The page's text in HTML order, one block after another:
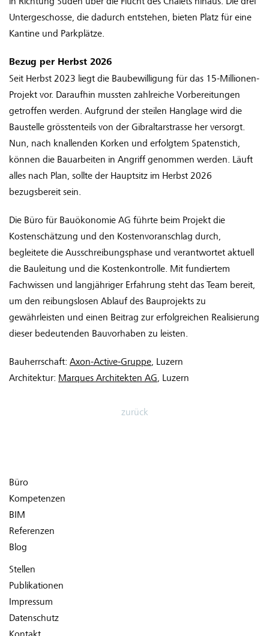
Untergeschosse, die dadurch entstehen, bieten Platz für eine
Kantine und Parkplätze.
Bezug per Herbst 2026
Seit Herbst 2023 liegt die Baubewilligung für das 15-Millionen-
Projekt vor. Daraufhin mussten zahlreiche Vorbereitungen
getroffen werden. Aufgrund der steilen Hanglage wird die
Baustelle grösstenteils von der Gibraltarstrasse her versorgt.
Nun, nach knallenden Korken und erfolgtem Spatenstich,
können die Bauarbeiten in Angriff genommen werden. Läuft
alles nach Plan, sollte der Hauptsitz im Herbst 2026
bezugsbereit sein.
Die Büro für Bauökonomie AG führte beim Projekt die
Kostenschätzung und den Kostenvoranschlag durch,
begleitete die Ausschreibungsphase und verantwortet aktuell
die Bauleitung und die Kostenkontrolle. Mit fundiertem
Fachwissen und langjähriger Erfahrung steht das Team bereit,
um den reibungslosen Ablauf des Bauprojekts zu
gewährleisten und einen Beitrag zur erfolgreichen Realisierung
dieser bedeutenden Bauvorhaben zu leisten.
Bauherrschaft: Axon-Active-Gruppe, Luzern
Architektur: Marques Architekten AG, Luzern
zurück
Büro
Kompetenzen
BIM
Referenzen
Blog
Stellen
Publikationen
Impressum
Datenschutz